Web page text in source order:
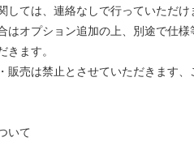
しては、連絡なしで行っていただけ
はオプション追加の上、別途で仕
きます。
販売は禁止とさせていただきます、
いて